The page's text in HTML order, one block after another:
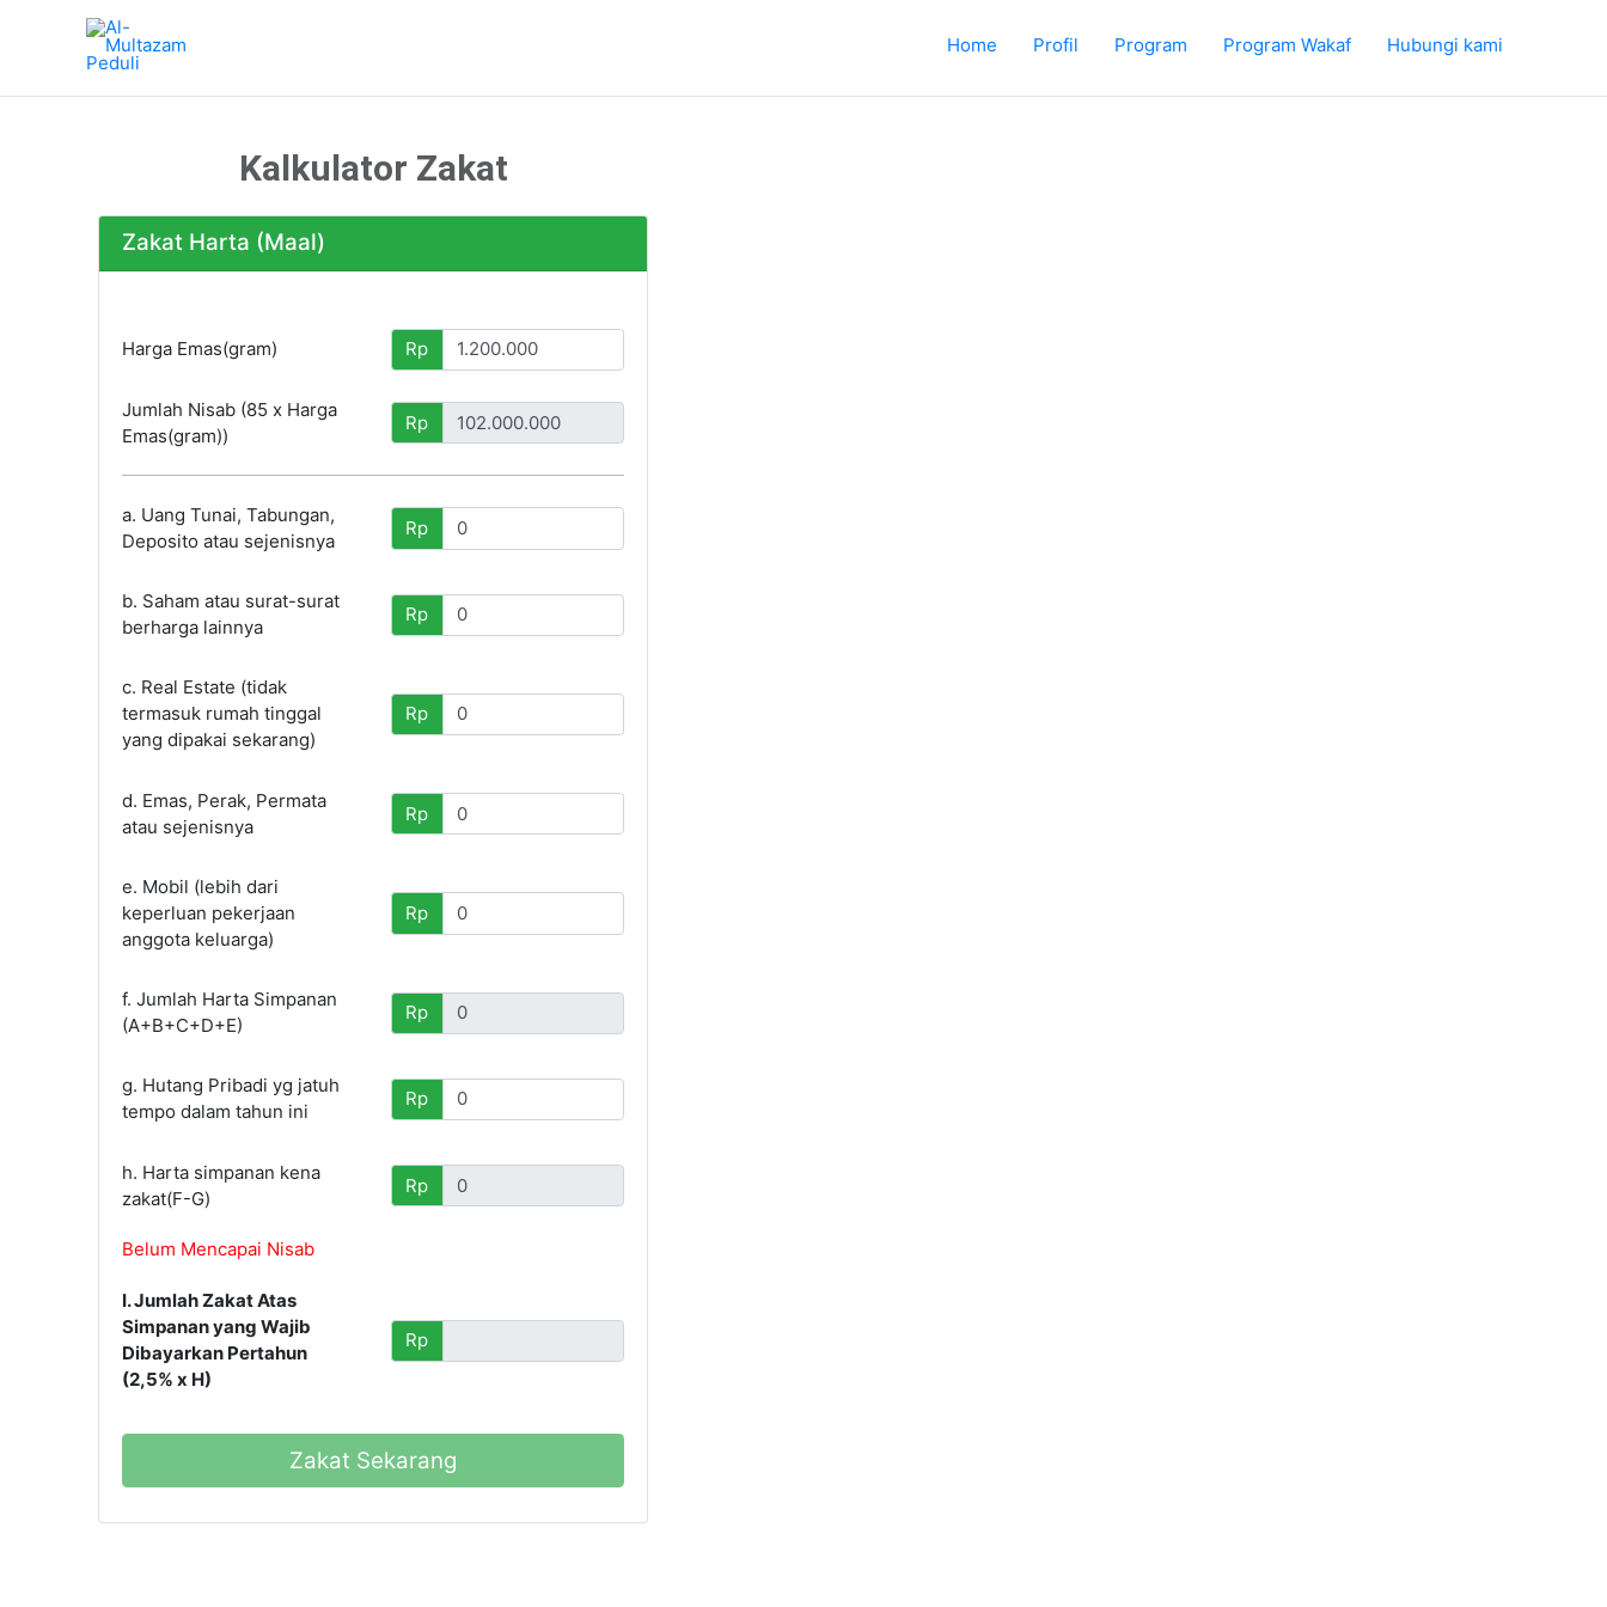
Home Profil Program Program Wakaf Hubungi kami
Kalkulator Zakat
Zakat Harta (Maal)
Harga Emas(gram) Rp
Jumlah Nisab (85 x Harga
Emas(gram))
Rp
a. Uang Tunai, Tabungan,
Deposito atau sejenisnya
Rp
b. Saham atau surat-surat
berharga lainnya
Rp
c. Real Estate (tidak
termasuk rumah tinggal
yang dipakai sekarang)
Rp
d. Emas, Perak, Permata
atau sejenisnya
Rp
e. Mobil (lebih dari
keperluan pekerjaan
anggota keluarga)
Rp
f. Jumlah Harta Simpanan
(A+B+C+D+E)
Rp
g. Hutang Pribadi yg jatuh
tempo dalam tahun ini
Rp
h. Harta simpanan kena
zakat(F-G)
Rp
Belum Mencapai Nisab
I. Jumlah Zakat Atas
Simpanan yang Wajib
Dibayarkan Pertahun
(2,5% x H)
Rp
Zakat Sekarang